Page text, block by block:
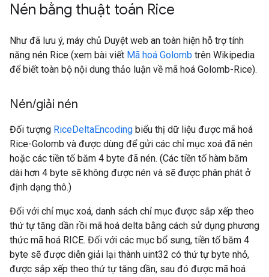
Nén bằng thuật toán Rice
Như đã lưu ý, máy chủ Duyệt web an toàn hiện hỗ trợ tính
năng nén Rice (xem bài viết Mã hoá Golomb trên Wikipedia
để biết toàn bộ nội dung thảo luận về mã hoá Golomb-Rice).
Nén/giải nén
Đối tượng RiceDeltaEncoding biểu thị dữ liệu được mã hoá
Rice-Golomb và được dùng để gửi các chỉ mục xoá đã nén
hoặc các tiền tố băm 4 byte đã nén. (Các tiền tố hàm băm
dài hơn 4 byte sẽ không được nén và sẽ được phân phát ở
định dạng thô.)
Đối với chỉ mục xoá, danh sách chỉ mục được sắp xếp theo
thứ tự tăng dần rồi mã hoá delta bằng cách sử dụng phương
thức mã hoá RICE. Đối với các mục bổ sung, tiền tố băm 4
byte sẽ được diễn giải lại thành uint32 có thứ tự byte nhỏ,
được sắp xếp theo thứ tự tăng dần, sau đó được mã hoá